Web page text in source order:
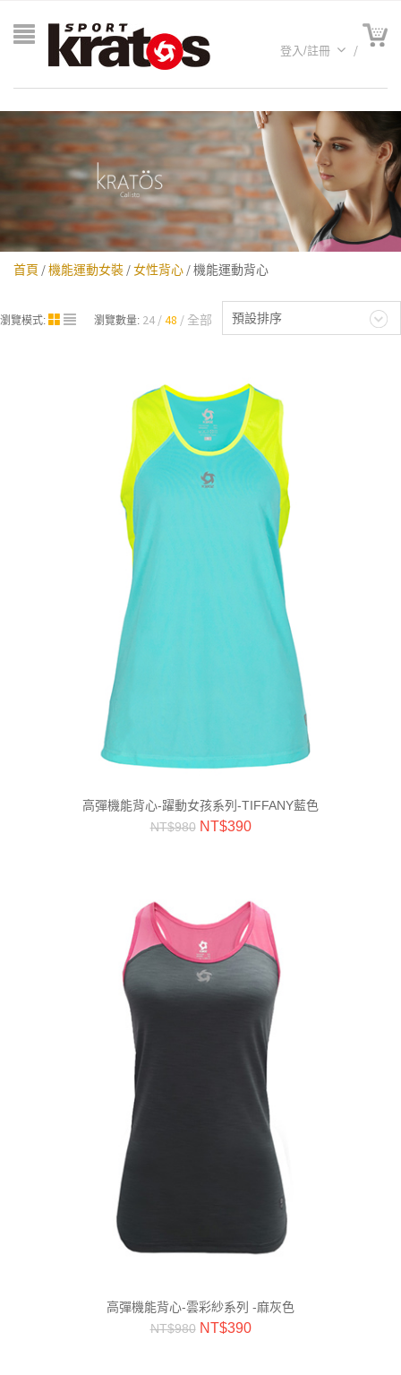
名
登入/註冊
首頁 /機能運動女裝 /女性背心 / 機能運動背心
預設排序
瀏覽模式: 瀏覽數量: 24 48 全部
高彈機能背心-躍動女孩系列-TIFFANY藍色
NT$980 NT$390
高彈機能背心-雲彩紗系列 -麻灰色
NT$980 NT$390